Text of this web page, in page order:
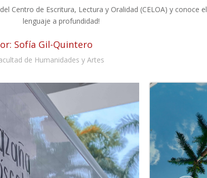
Centro de Escritura, Lectura y Oralidad (CELOA) y conoce el
lenguaje a profundidad!
Sofía Gil-Quintero
de Humanidades y Artes